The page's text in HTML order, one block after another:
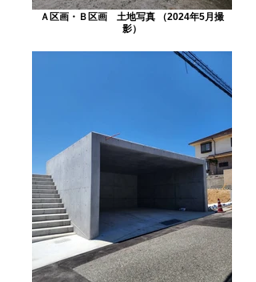
Ａ区画・Ｂ区画 土地写真 （2024年5月撮
影）